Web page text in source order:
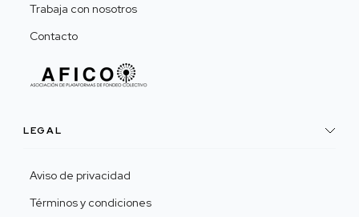
Trabaja con nosotros
Contacto
LEGAL
Aviso de privacidad
Términos y condiciones